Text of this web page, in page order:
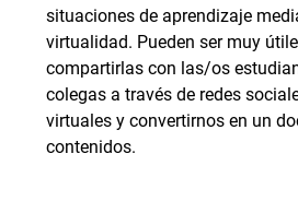
situaciones de aprendizaje
virtualidad. Pueden ser muy
compartirlas con las/os
colegas a través de redes
virtuales y convertirnos en un
contenidos.